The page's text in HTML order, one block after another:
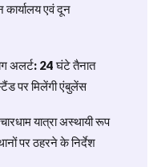
कार्यालय एवं दून
अलर्ट: 24 घंटे तैनात
पर मिलेंगी एंबुलेंस
यात्रा अस्थायी रूप
पर ठहरने के निर्देश